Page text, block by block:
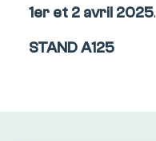
1er et 2 avril 2025.
STAND A125